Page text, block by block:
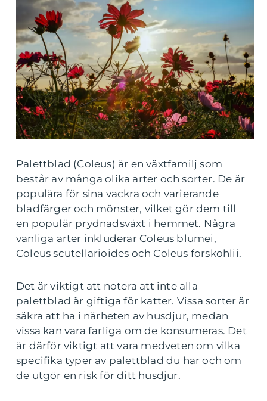
Palettblad (Coleus) är en växtfamilj som
består av många olika arter och sorter. De är
populära för sina vackra och varierande
bladfärger och mönster, vilket gör dem till
en populär prydnadsväxt i hemmet. Några
vanliga arter inkluderar Coleus blumei,
Coleus scutellarioides och Coleus forskohlii.
Det är viktigt att notera att inte alla
palettblad är giftiga för katter. Vissa sorter är
säkra att ha i närheten av husdjur, medan
vissa kan vara farliga om de konsumeras. Det
är därför viktigt att vara medveten om vilka
specifika typer av palettblad du har och om
de utgör en risk för ditt husdjur.